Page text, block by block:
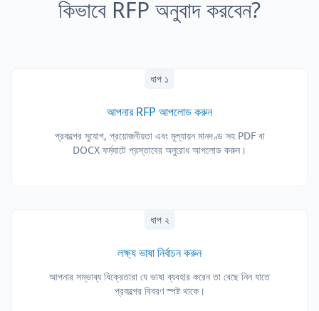
কিভাবে RFP অনুবাদ করবেন?
ধাপ ১
আপনার RFP আপলোড করুন
প্রকল্পের সুযোগ, প্রয়োজনীয়তা এবং মূল্যায়ন মানদণ্ড সহ PDF বা
DOCX ফর্ম্যাটে প্রস্তাবের অনুরোধ আপলোড করুন।
ধাপ ২
লক্ষ্য ভাষা নির্বাচন করুন
আপনার সম্ভাব্য বিক্রেতারা যে ভাষা ব্যবহার করেন তা বেছে নিন যাতে
প্রকল্পের বিবরণ স্পষ্ট থাকে।